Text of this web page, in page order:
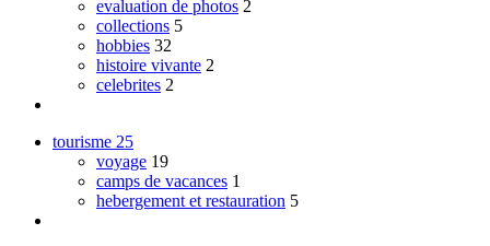
evaluation de photos 2
collections 5
hobbies 32
histoire vivante 2
celebrites 2
tourisme 25
voyage 19
camps de vacances 1
hebergement et restauration 5